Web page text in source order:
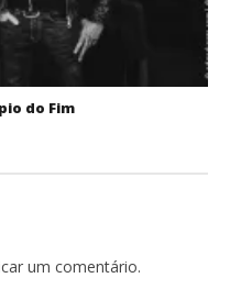
do Fim
um comentário.